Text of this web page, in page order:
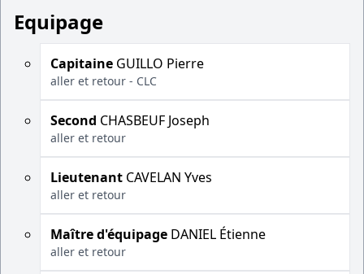
Equipage
Capitaine GUILLO Pierre
aller et retour - CLC
Second CHASBEUF Joseph
aller et retour
Lieutenant CAVELAN Yves
aller et retour
Maître d'équipage DANIEL Étienne
aller et retour